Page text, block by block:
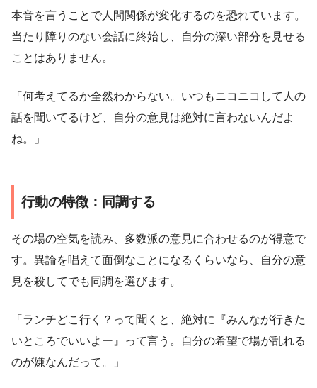
本音を言うことで人間関係が変化するのを恐れています。
当たり障りのない会話に終始し、自分の深い部分を見せる
ことはありません。
「何考えてるか全然わからない。いつもニコニコして人の
話を聞いてるけど、自分の意見は絶対に言わないんだよ
ね。」
行動の特徴：同調する
その場の空気を読み、多数派の意見に合わせるのが得意で
す。異論を唱えて面倒なことになるくらいなら、自分の意
見を殺してでも同調を選びます。
「ランチどこ行く？って聞くと、絶対に『みんなが行きた
いところでいいよー』って言う。自分の希望で場が乱れる
のが嫌なんだって。」